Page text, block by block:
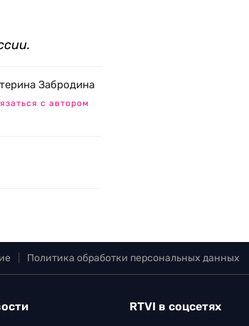
Забродина
с автором
Политика обработки персональных данных
RTVI в соцсетях